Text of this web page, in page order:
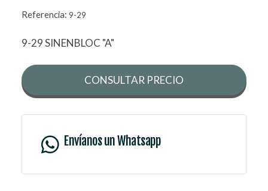
Referencia: 9-29
9-29 SINENBLOC "A"
CONSULTAR PRECIO
Envíanos un Whatsapp